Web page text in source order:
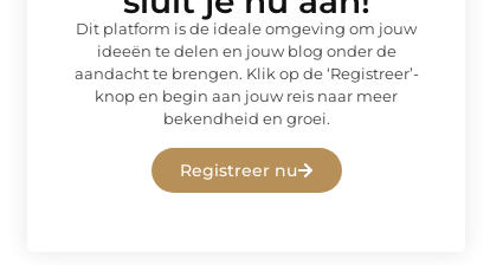
Dit platform is de ideale omgeving om jouw
ideeën te delen en jouw blog onder de
aandacht te brengen. Klik op de ‘Registreer’-
knop en begin aan jouw reis naar meer
bekendheid en groei.
Registreer nu